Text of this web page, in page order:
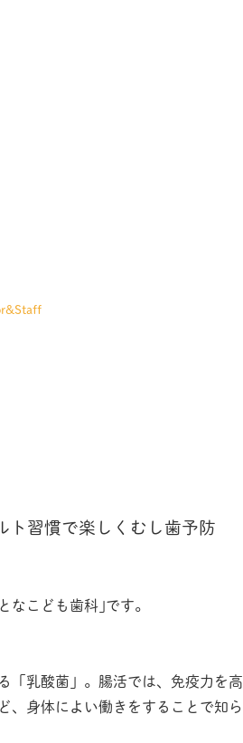
ト習慣で楽しくむし歯予防
なこども歯科｣です。
「乳酸菌」。腸活では、免疫力を高
、身体によい働きをすることで知ら